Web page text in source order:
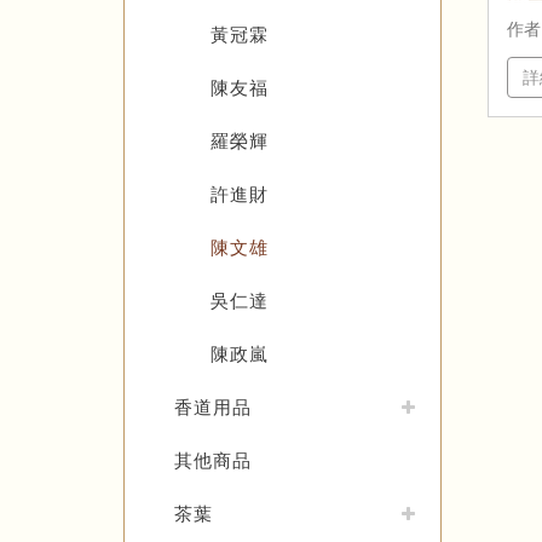
作
黃冠霖
陳友福
羅榮輝
許進財
陳文雄
吳仁達
陳政嵐
香道用品
其他商品
茶葉